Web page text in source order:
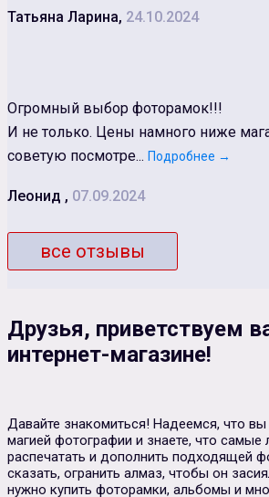
Татьяна Ларина, 24.10.2024
Огромный выбор фоторамок!!!
И не только. Цены намного ниже
советую посмотре... Подробнее →
Леонид , 07.09.2024
все отзывы
Друзья, приветствуем
интернет-магазине!
Давайте знакомиться! Надеемся, что
магией фотографии и знаете, что
распечатать и дополнить подходящей
сказать, огранить алмаз, чтобы он
нужно купить фоторамки, альбомы и